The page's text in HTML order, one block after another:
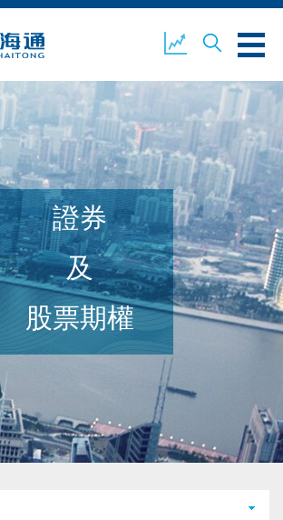
業務概覽 公司新聞
國泰海通證券 聯絡我們
證券
及
股票期權